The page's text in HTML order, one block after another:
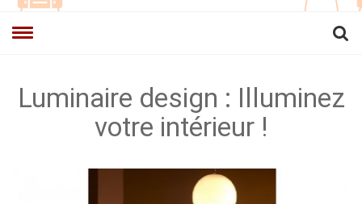
Luminaire design : Illuminez
votre intérieur !